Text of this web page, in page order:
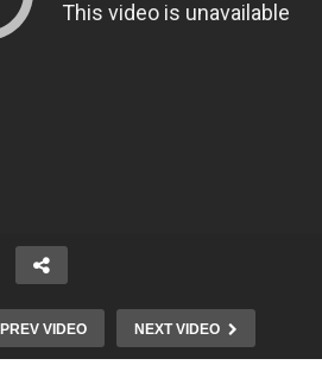
PREV VIDEO NEXT VIDEO